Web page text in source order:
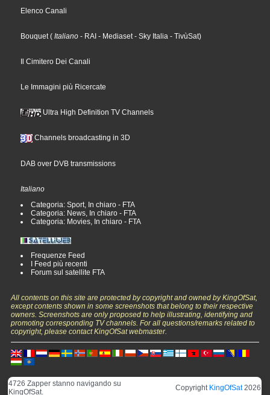
Elenco Canali
Bouquet( Italiano - RAI - Mediaset- Sky Italia - TivùSat)
Il Cimitero Dei Canali
Le Immagini più Ricercate
Ultra High Definition TV Channels
Channels broadcasting in 3D
DAB over DVB transmissions
Italiano
Categoria: Sport, In chiaro - FTA
Categoria: News, In chiaro - FTA
Categoria: Movies, In chiaro - FTA
Frequenze Feed
I Feed più recenti
Forum sul satellite FTA
All contents on this site are protected by copyright and owned by KingOfSat,
except contents shown in some screenshots that belong to their respective
owners. Screenshots are only proposed to help illustrating, identifying and
promoting corresponding TV channels. For all questions/remarks related to
copyright, please contact KingOfSat webmaster.
4726 Zapper stanno navigando su
KingOfSat.
Copyright KingOfSat2026